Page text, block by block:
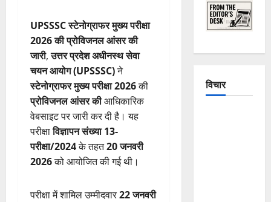
UPSSSC स्टेनोग्राफर मुख्य परीक्षा
2026 की प्रोविजनल आंसर की
जारी,उत्तर प्रदेश अधीनस्थ सेवा
चयन आयोग (UPSSSC)ने
स्टेनोग्राफर मुख्य परीक्षा 2026की
प्रोविजनल आंसर कीआधिकारिक
वेबसाइट पर जारी कर दी है। यह
परीक्षाविज्ञापन संख्या 13-
परीक्षा/2024के तहत20 जनवरी
2026को आयोजित की गई थी।
परीक्षा में शामिल उम्मीदवार22 जनवरी
विचार